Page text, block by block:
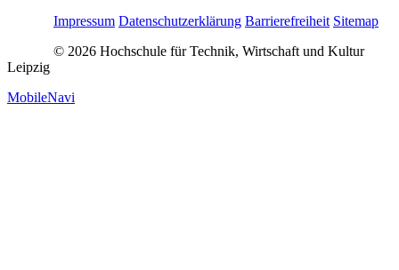
Impressum Datenschutzerklärung Barrierefreiheit Sitemap
© 2026 Hochschule für Technik, Wirtschaft und Kultur
Leipzig
MobileNavi